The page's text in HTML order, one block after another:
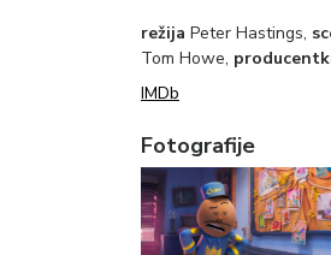
režija Peter Hastings,
Tom Howe,
IMDb
Fotografije